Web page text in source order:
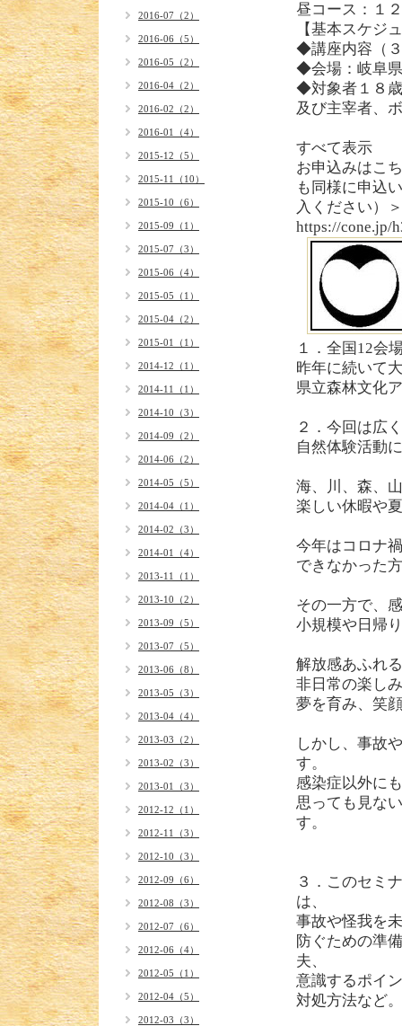
昼コース：１
【基本スケジ
◆講座内容（
◆会場：岐阜
◆対象者１８
及び主宰者、
すべて表示
お申込みはこ
も同様に申込
入ください）
https://cone.jp/
１．全国12会
昨年に続いて
県立森林文化
２．今回は広
自然体験活動
海、川、森、
楽しい休暇や
今年はコロナ
できなかった
その一方で、
小規模や日帰
解放感あふれ
非日常の楽し
夢を育み、笑
しかし、事故
す。
感染症以外に
思っても見な
す。
３．このセミ
は、
事故や怪我を
防ぐための準
夫、
意識するポイ
対処方法など。
2016-07（2）
2016-06（5）
2016-05（2）
2016-04（2）
2016-02（2）
2016-01（4）
2015-12（5）
2015-11（10）
2015-10（6）
2015-09（1）
2015-07（3）
2015-06（4）
2015-05（1）
2015-04（2）
2015-01（1）
2014-12（1）
2014-11（1）
2014-10（3）
2014-09（2）
2014-06（2）
2014-05（5）
2014-04（1）
2014-02（3）
2014-01（4）
2013-11（1）
2013-10（2）
2013-09（5）
2013-07（5）
2013-06（8）
2013-05（3）
2013-04（4）
2013-03（2）
2013-02（3）
2013-01（3）
2012-12（1）
2012-11（3）
2012-10（3）
2012-09（6）
2012-08（3）
2012-07（6）
2012-06（4）
2012-05（1）
2012-04（5）
2012-03（3）